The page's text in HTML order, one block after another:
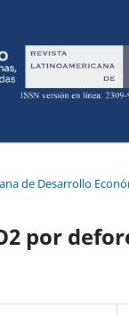
de Desarrollo
por